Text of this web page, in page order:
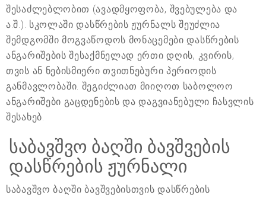
შესაძლებლობით (ავადმყოფობა, შვებულება და
ა.შ.). სკოლაში დასწრების ჟურნალს შეუძლია
შემდგომში მოგვაწოდოს მონაცემები დასწრების
ანგარიშების შესაქმნელად ერთი დღის, კვირის,
თვის ან ნებისმიერი თვითნებური პერიოდის
განმავლობაში. შეგიძლიათ მიიღოთ საბოლოო
ანგარიშები გაცდენების და დაგვიანებული ჩასვლის
შესახებ.
საბავშვო ბაღში ბავშვების
დასწრების ჟურნალი
საბავშვო ბაღში ბავშვებისთვის დასწრების